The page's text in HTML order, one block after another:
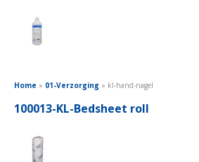
Home » 01-Verzorging » kl-hand-nagel
100013-KL-Bedsheet roll